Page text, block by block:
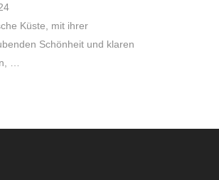
Küste, mit ihrer
Schönheit und klaren
…